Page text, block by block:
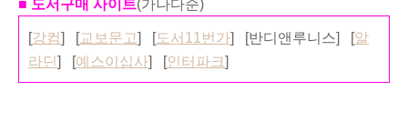
■ 도서구매 사이트(가나다순)
[강컴] [교보문고] [도서11번가] [반디앤루니스] [알
라딘 ] [예스이십사] [인터파크]